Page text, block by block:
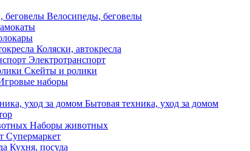
Велосипеды, беговелы
Коляски, автокресла
Электротранспорт
Скейты и ролики
наборы
Бытовая техника, уход за домом
Наборы животных
Супермаркет
Кухня, посуда